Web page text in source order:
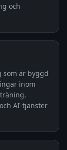
och
som är byggd
inom
AI-tjänster